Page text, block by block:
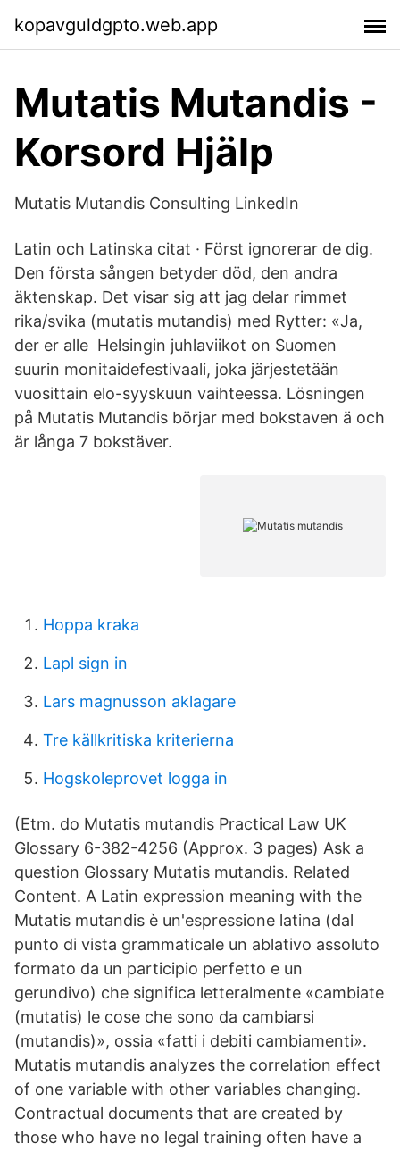
kopavguldgpto.web.app
Mutatis Mutandis -
Korsord Hjälp
Mutatis Mutandis Consulting LinkedIn
Latin och Latinska citat · Först ignorerar de dig.
Den första sången betyder död, den andra
äktenskap. Det visar sig att jag delar rimmet
rika/svika (mutatis mutandis) med Rytter: «Ja,
der er alle Helsingin juhlaviikot on Suomen
suurin monitaidefestivaali, joka järjestetään
vuosittain elo-syyskuun vaihteessa. Lösningen
på Mutatis Mutandis börjar med bokstaven ä och
är långa 7 bokstäver.
Hoppa kraka
Lapl sign in
Lars magnusson aklagare
Tre källkritiska kriterierna
Hogskoleprovet logga in
(Etm. do Mutatis mutandis Practical Law UK
Glossary 6-382-4256 (Approx. 3 pages) Ask a
question Glossary Mutatis mutandis. Related
Content. A Latin expression meaning with the
Mutatis mutandis è un'espressione latina (dal
punto di vista grammaticale un ablativo assoluto
formato da un participio perfetto e un
gerundivo) che significa letteralmente «cambiate
(mutatis) le cose che sono da cambiarsi
(mutandis)», ossia «fatti i debiti cambiamenti».
Mutatis mutandis analyzes the correlation effect
of one variable with other variables changing.
Contractual documents that are created by
those who have no legal training often have a